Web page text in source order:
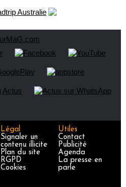
Légal
Signaler un
contenu illicite
Plan du site
RGPD
Cookies
Utiles
Contact
Publicité
Agenda
La presse en
parle